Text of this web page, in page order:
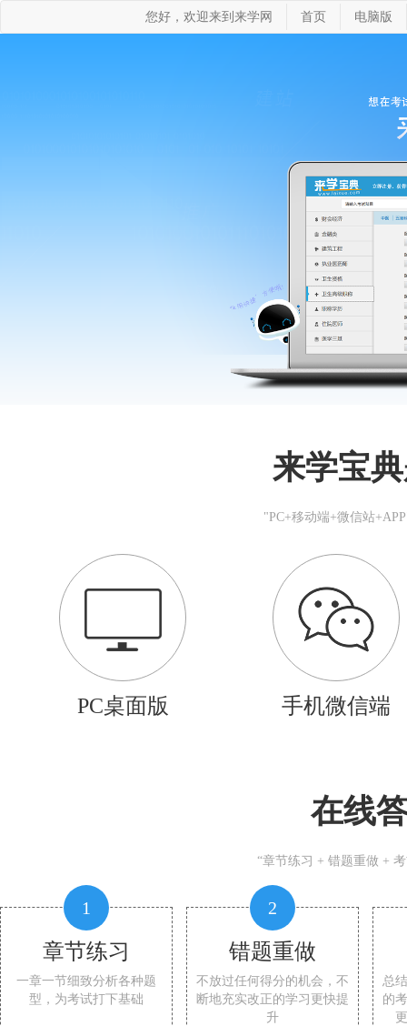
您好，欢迎来到来学网 首页 电脑版
来学宝
"PC+移动端+微信站
PC桌面版 手机微信端
在线
“章节练习 + 错题重做 +
1
章节练习
一章一节细致分析各种题
型，为考试打下基础
2
错题重做
不放过任何得分的机会，不
断地充实改正的学习更快提
升
总
的